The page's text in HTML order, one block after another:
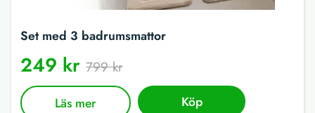
Set med 3 badrumsmattor
249 kr 799 kr
Läs mer Köp